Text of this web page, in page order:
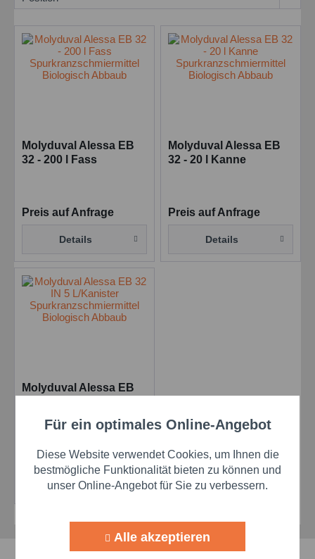
Molyduval Alessa EB
32 - 200 l Fass
Preis auf Anfrage
Details
Molyduval Alessa EB
32 - 20 l Kanne
Preis auf Anfrage
Details
Molyduval Alessa EB
Spurkranzschmiermittel
Biologisch Abbaub
Preis auf Anfrage
Details
Funktionale Aktiv
Marketing Aktiv
Personalisierung Aktiv
Für ein optimales Online-Angebot
Diese Website verwendet Cookies, um Ihnen die
bestmögliche Funktionalität bieten zu können und
unser Online-Angebot für Sie zu verbessern.
Alle akzeptieren